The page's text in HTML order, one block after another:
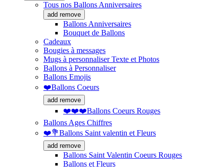
Tous nos Ballons Anniversaires
add remove
Ballons Anniversaires
Bouquet de Ballons
Cadeaux
Bougies à messages
Mugs à personnaliser Texte et Photos
Ballons à Personnaliser
Ballons Emojis
❤️Ballons Coeurs
add remove
❤️❤️❤️Ballons Coeurs Rouges
Ballons Ages Chiffres
❤️💐Ballons Saint valentin et Fleurs
add remove
Ballons Saint Valentin Coeurs Rouges
Ballons et Fleurs